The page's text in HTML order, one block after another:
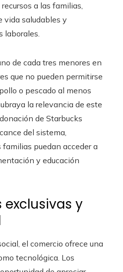
a las familias,
vida saludables y
laborales.
de cada tres menores en
que no pueden permitirse
o pescado al menos
la relevancia de este
de Starbucks
del sistema,
puedan acceder a
y educación
exclusivas y
el comercio ofrece una
tecnológica. Los